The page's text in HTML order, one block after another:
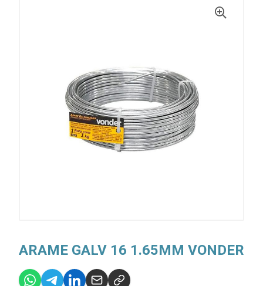
ARAME GALV 16 1.65MM VONDER